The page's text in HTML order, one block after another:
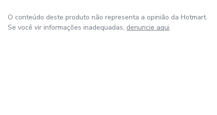
O conteúdo deste produto não representa a opinião da Hotmart.
Se você vir informações inadequadas, denuncie aqui